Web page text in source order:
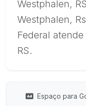
Westphalen,
Westphalen,
Federal
RS.
Espaço para